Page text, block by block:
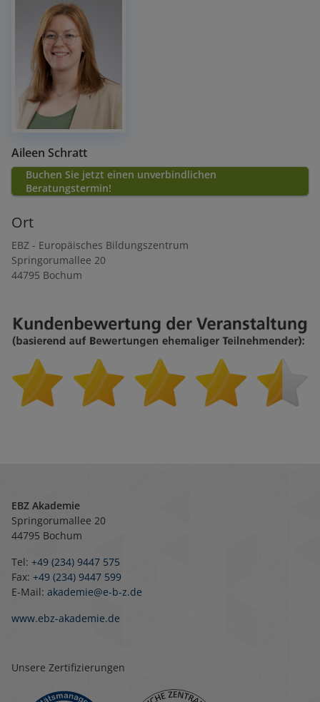
Aileen Schratt
Buchen Sie jetzt einen unverbindlichen
Beratungstermin!
Ort
EBZ - Europäisches Bildungszentrum
Springorumallee 20
44795 Bochum
EBZ Akademie
Springorumallee 20
44795 Bochum
Tel: +49 (234) 9447 575
Fax: +49 (234) 9447 599
E-Mail: akademie@e-b-z.de
www.ebz-akademie.de
Unsere Zertifizierungen